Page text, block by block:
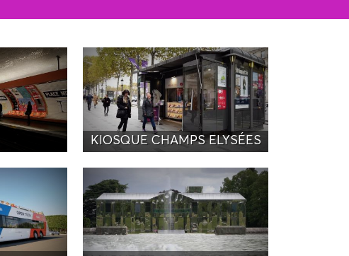
KIOSQUE CHAMPS ELYSÉES